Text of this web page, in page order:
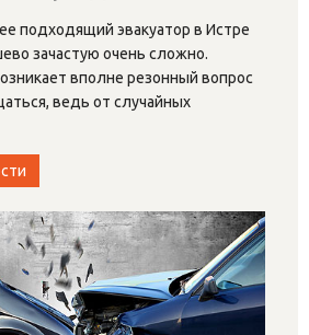
подходящий эвакуатор в Истре
зачастую очень сложно.
вполне резонный вопрос
ведь от случайных